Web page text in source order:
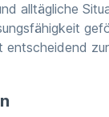
alltägliche
entscheidend